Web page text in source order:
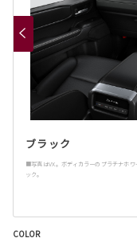
ブラック
■写真はVX。ボディカラーのプラチナホ
ック。
COLOR